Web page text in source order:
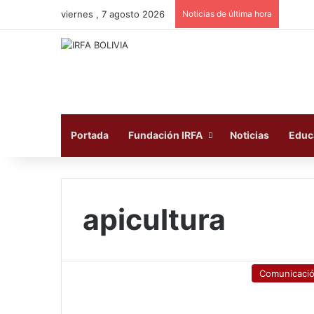
viernes , 7 agosto 2026 Noticias de última hora
Portada Fundación IRFA Noticias
apicultura